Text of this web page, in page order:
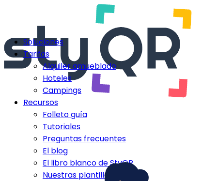
Soluciones
Tarifas
Alquiler amueblado
Hoteles
Campings
Recursos
Folleto guía
Tutoriales
Preguntas frecuentes
El blog
El libro blanco de StyQR
Nuestras plantillas StyQR